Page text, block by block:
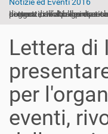
Lettera di Invito a presentare candidatura per l'organizzazione di eventi, rivolti alle imprese della regione
Lettera di
per
eventi,